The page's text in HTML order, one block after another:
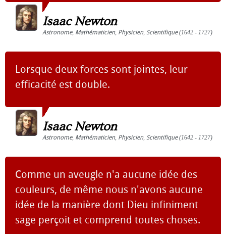
Isaac Newton
Astronome, Mathématicien, Physicien, Scientifique(1642 - 1727)
Lorsque deux forces sont jointes, leur
efficacité est double.
Isaac Newton
Astronome, Mathématicien, Physicien, Scientifique(1642 - 1727)
Comme un aveugle n'a aucune idée des
couleurs, de même nous n'avons aucune
idée de la manière dont Dieu infiniment
sage perçoit et comprend toutes choses.